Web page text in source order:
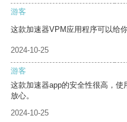
游客
这款加速器VPM应用程序可以给
2024-10-25
游客
这款加速器app的安全性很高，
放心。
2024-10-25